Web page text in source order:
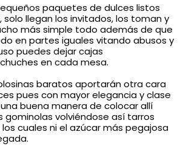
paquetes de dulces listos
solo llegan los invitados, los toman y
más simple todo además de que
en partes iguales vitando abusos y
puedes dejar cajas
en cada mesa.
baratos aportarán otra cara
pues con mayor elegancia y clase
buena manera de colocar allí
gominolas volviéndose así tarros
cuales ni el azúcar más pegajosa